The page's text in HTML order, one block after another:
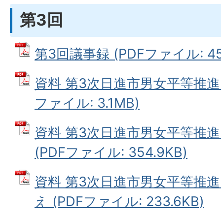
第3回
第3回議事録 (PDFファイル:
資料 第3次日進市男女平等推
ファイル: 3.1MB)
資料 第3次日進市男女平等推
(PDFファイル: 354.9KB)
資料 第3次日進市男女平等推
え (PDFファイル: 233.6KB)